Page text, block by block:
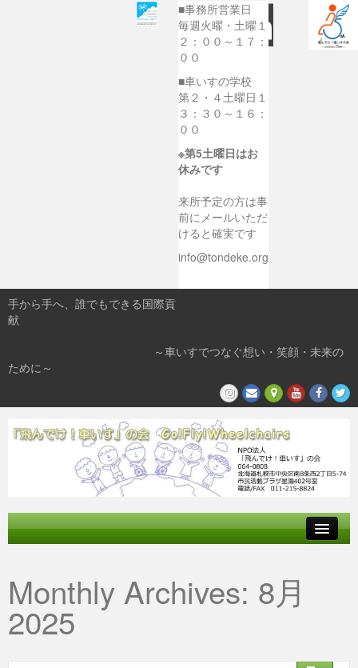
■事務所営業日
毎週火曜・土曜１
２：００～１７：
００
■車いすの学校
第２・４土曜日１
３：３０～１６：
００
※第5土曜日はお
休みです
来所予定の方は事
前にメールいただ
けると確実です
info@tondeke.org
手から手へ、誰でもできる国際貢
献
～車いすでつなぐ想い・笑顔・未来の
ために～
参加する
私たちの活動
Monthly Archives: 8月
2025